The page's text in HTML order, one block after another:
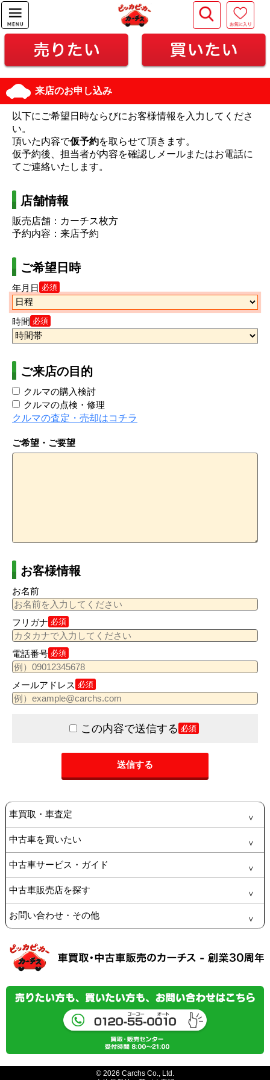
来店のお申し込み
以下にご希望日時ならびにお客様情報を入力してくださ
い。
頂いた内容で仮予約を取らせて頂きます。
仮予約後、担当者が内容を確認しメールまたはお電話に
てご連絡いたします。
店舗情報
販売店舗：カーチス枚方
予約内容：来店予約
ご希望日時
年月日 必須
時間 必須
ご来店の目的
クルマの購入検討
クルマの点検・修理
クルマの査定・売却はコチラ
ご希望・ご要望
お客様情報
お名前
フリガナ 必須
電話番号 必須
メールアドレス 必須
この内容で送信する 必須
車買取・車査定
中古車を買いたい
中古車サービス・ガイド
中古車販売店を探す
お問い合わせ・その他
© 2026 Carchs Co., Ltd.